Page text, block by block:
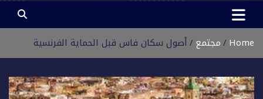
Home مجتمع أصول سكان فاس قبل الحماية الفرنسية